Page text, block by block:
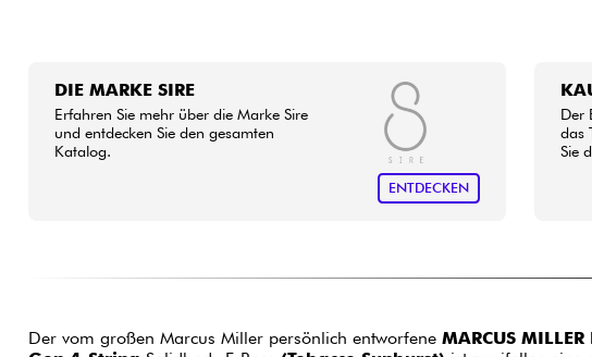
DIE MARKE SIRE
Erfahren Sie mehr über die Marke Sire
und entdecken Sie den gesamten
Katalog.
ENTDECKEN
Der
das
Sie
Der vom großen Marcus Miller persönlich entworfene MARCUS